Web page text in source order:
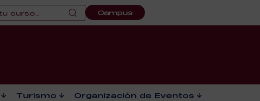
Campus
Turismo Organización de Eventos